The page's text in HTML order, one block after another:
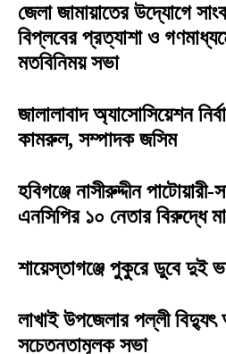
জেলা জামায়াতের উদ্যোগে
বিপ্লবের প্রত্যাশা ও
মতবিনিময় সভা
জালালাবাদ অ্যাসোসিয়েশন
কামরুল, সম্পাদক জসিম
হবিগঞ্জে নাসীরুদ্দীন
এনসিপির ১০ নেতার বিরুদ্ধে
শায়েস্তাগঞ্জে পুকুরে ডুবে দুই
লাখাই উপজেলার পল্লী
সচেতনতামূলক সভা